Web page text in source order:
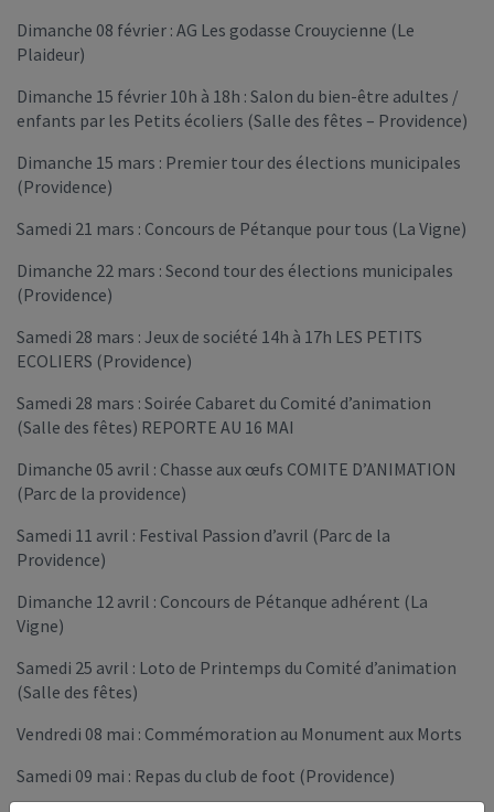
Dimanche 08 février : AG Les godasse Crouycienne (Le
Plaideur)
Dimanche 15 février 10h à 18h : Salon du bien-être adultes /
enfants par les Petits écoliers (Salle des fêtes – Providence)
Dimanche 15 mars : Premier tour des élections municipales
(Providence)
Samedi 21 mars : Concours de Pétanque pour tous (La Vigne)
Dimanche 22 mars : Second tour des élections municipales
(Providence)
Samedi 28 mars : Jeux de société 14h à 17h LES PETITS
ECOLIERS (Providence)
Samedi 28 mars : Soirée Cabaret du Comité d’animation
(Salle des fêtes) REPORTE AU 16 MAI
Dimanche 05 avril : Chasse aux œufs COMITE D’ANIMATION
(Parc de la providence)
Samedi 11 avril : Festival Passion d’avril (Parc de la
Providence)
Dimanche 12 avril : Concours de Pétanque adhérent (La
Vigne)
Samedi 25 avril : Loto de Printemps du Comité d’animation
(Salle des fêtes)
Vendredi 08 mai : Commémoration au Monument aux Morts
Samedi 09 mai : Repas du club de foot (Providence)